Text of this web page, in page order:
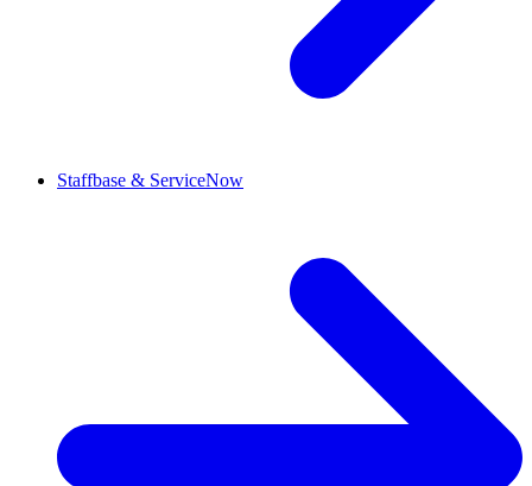
Staffbase & ServiceNow